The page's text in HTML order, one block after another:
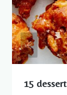
15